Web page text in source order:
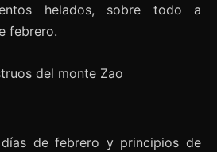
helados, sobre todo a
febrero.
de febrero y principios de